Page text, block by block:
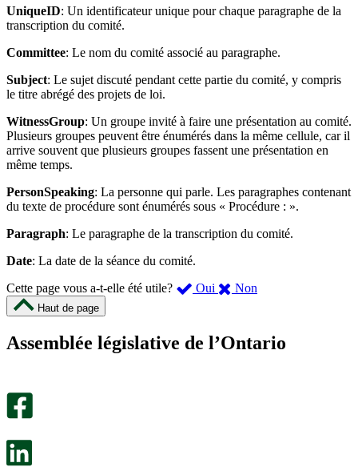
UniqueID: Un identificateur unique pour chaque paragraphe de la
transcription du comité.
Committee: Le nom du comité associé au paragraphe.
Subject: Le sujet discuté pendant cette partie du comité, y compris
le titre abrégé des projets de loi.
WitnessGroup: Un groupe invité à faire une présentation au comité.
Plusieurs groupes peuvent être énumérés dans la même cellule, car il
arrive souvent que plusieurs groupes fassent une présentation en
même temps.
PersonSpeaking: La personne qui parle. Les paragraphes contenant
du texte de procédure sont énumérés sous « Procédure : ».
Paragraph: Le paragraphe de la transcription du comité.
Date: La date de la séance du comité.
Cette page vous a-t-elle été utile?
Oui ,
été
Non
m’a
Haut de page
Assemblée législative de l’Ontario